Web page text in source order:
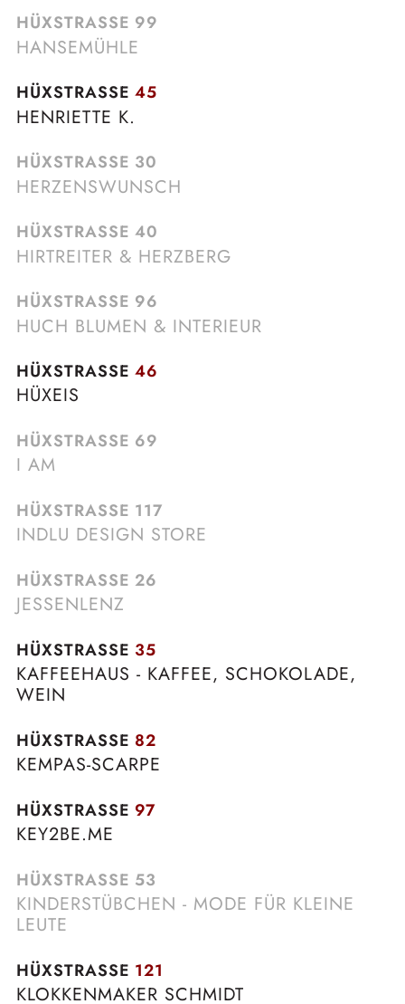
HÜXSTRASSE 99
HANSEMÜHLE
HÜXSTRASSE 45
HENRIETTE K.
HÜXSTRASSE 30
HERZENSWUNSCH
HÜXSTRASSE 40
HIRTREITER & HERZBERG
HÜXSTRASSE 96
HUCH BLUMEN & INTERIEUR
HÜXSTRASSE 46
HÜXEIS
HÜXSTRASSE 69
I AM
HÜXSTRASSE 117
INDLU DESIGN STORE
HÜXSTRASSE 26
JESSENLENZ
HÜXSTRASSE 35
KAFFEEHAUS - KAFFEE, SCHOKOLADE,
WEIN
HÜXSTRASSE 82
KEMPAS-SCARPE
HÜXSTRASSE 97
KEY2BE.ME
HÜXSTRASSE 53
KINDERSTÜBCHEN - MODE FÜR KLEINE
LEUTE
HÜXSTRASSE 121
KLOKKENMAKER SCHMIDT